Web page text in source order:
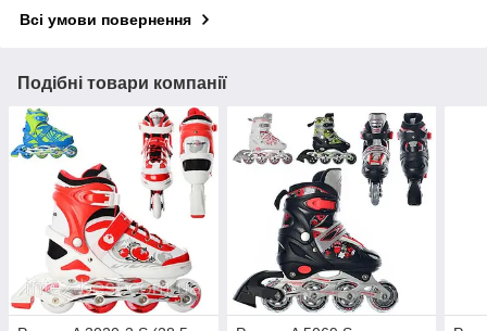
Всі умови повернення
Подібні товари компанії